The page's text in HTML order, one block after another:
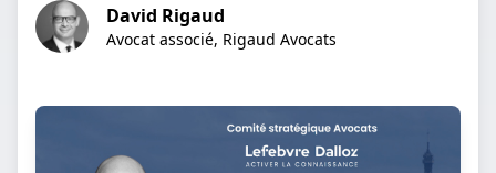
David Rigaud
Avocat associé, Rigaud Avocats